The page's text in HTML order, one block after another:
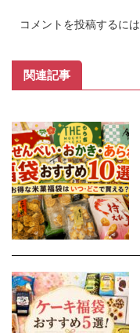
コメントを投稿するには
関連記事